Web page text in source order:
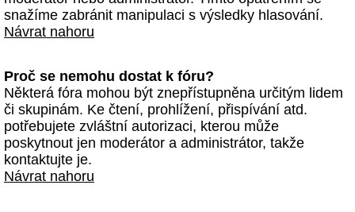
snažíme zabránit manipulaci s výsledky hlasování.
Návrat nahoru
Proč se nemohu dostat k fóru?
Některá fóra mohou být znepřístupněna určitým lidem
či skupinám. Ke čtení, prohlížení, přispívání atd.
potřebujete zvláštní autorizaci, kterou může
poskytnout jen moderátor a administrátor, takže
kontaktujte je.
Návrat nahoru